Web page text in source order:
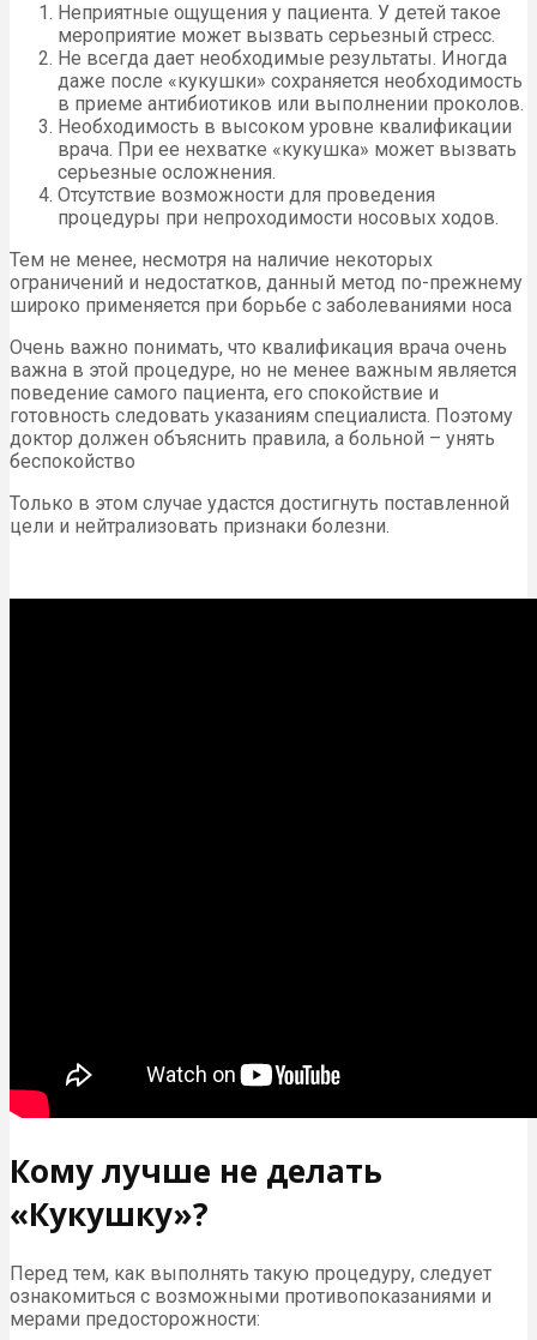
Неприятные ощущения у пациента. У детей такое
мероприятие может вызвать серьезный стресс.
Не всегда дает необходимые результаты. Иногда
даже после «кукушки» сохраняется необходимость
в приеме антибиотиков или выполнении проколов.
Необходимость в высоком уровне квалификации
врача. При ее нехватке «кукушка» может вызвать
серьезные осложнения.
Отсутствие возможности для проведения
процедуры при непроходимости носовых ходов.
Тем не менее, несмотря на наличие некоторых
ограничений и недостатков, данный метод по-прежнему
широко применяется при борьбе с заболеваниями носа
Очень важно понимать, что квалификация врача очень
важна в этой процедуре, но не менее важным является
поведение самого пациента, его спокойствие и
готовность следовать указаниям специалиста. Поэтому
доктор должен объяснить правила, а больной – унять
беспокойство
Только в этом случае удастся достигнуть поставленной
цели и нейтрализовать признаки болезни.
Кому лучше не делать
«Кукушку»?
Перед тем, как выполнять такую процедуру, следует
ознакомиться с возможными противопоказаниями и
мерами предосторожности: